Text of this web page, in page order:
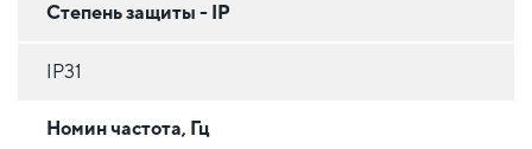
Степень защиты - IP
IP31
Номин частота, Гц